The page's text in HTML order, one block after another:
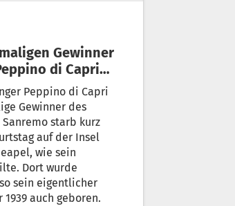
Gewinner
di Capri
Peppino di Capri
Gewinner des
starb kurz
auf der Insel
wie sein
Dort wurde
sein eigentlicher
auch geboren.